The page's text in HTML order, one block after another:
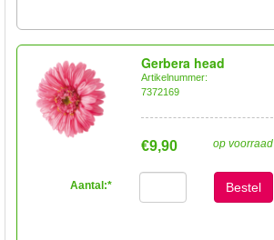
Gerbera head
Artikelnummer:
7372169
op voorraad
€9,90
Aantal:* Bestel